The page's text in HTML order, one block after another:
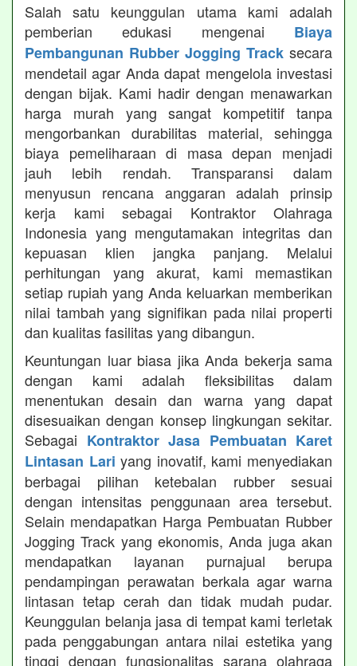
Salah satu keunggulan utama kami adalah
pemberian edukasi mengenai Biaya
Pembangunan Rubber Jogging Track secara
mendetail agar Anda dapat mengelola investasi
dengan bijak. Kami hadir dengan menawarkan
harga murah yang sangat kompetitif tanpa
mengorbankan durabilitas material, sehingga
biaya pemeliharaan di masa depan menjadi
jauh lebih rendah. Transparansi dalam
menyusun rencana anggaran adalah prinsip
kerja kami sebagai Kontraktor Olahraga
Indonesia yang mengutamakan integritas dan
kepuasan klien jangka panjang. Melalui
perhitungan yang akurat, kami memastikan
setiap rupiah yang Anda keluarkan memberikan
nilai tambah yang signifikan pada nilai properti
dan kualitas fasilitas yang dibangun.
Keuntungan luar biasa jika Anda bekerja sama
dengan kami adalah fleksibilitas dalam
menentukan desain dan warna yang dapat
disesuaikan dengan konsep lingkungan sekitar.
Sebagai Kontraktor Jasa Pembuatan Karet
Lintasan Lari yang inovatif, kami menyediakan
berbagai pilihan ketebalan rubber sesuai
dengan intensitas penggunaan area tersebut.
Selain mendapatkan Harga Pembuatan Rubber
Jogging Track yang ekonomis, Anda juga akan
mendapatkan layanan purnajual berupa
pendampingan perawatan berkala agar warna
lintasan tetap cerah dan tidak mudah pudar.
Keunggulan belanja jasa di tempat kami terletak
pada penggabungan antara nilai estetika yang
tinggi dengan fungsionalitas sarana olahraga